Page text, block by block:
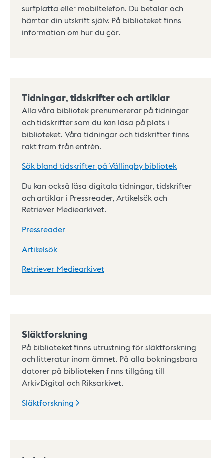
surfplatta eller mobiltelefon. Du betalar och
hämtar din utskrift själv. På biblioteket finns
information om hur du gör.
Tidningar, tidskrifter och artiklar
Alla våra bibliotek prenumererar på tidningar
och tidskrifter som du kan läsa på plats i
biblioteket. Våra tidningar och tidskrifter finns
rakt fram från entrén.
Sök bland tidskrifter på Vällingby bibliotek
Du kan också läsa digitala tidningar, tidskrifter
och artiklar i Pressreader, Artikelsök och
Retriever Mediearkivet.
Pressreader
Artikelsök
Retriever Mediearkivet
Släktforskning
På biblioteket finns utrustning för släktforskning
och litteratur inom ämnet. På alla bokningsbara
datorer på biblioteken finns tillgång till
ArkivDigital och Riksarkivet.
Släktforskning